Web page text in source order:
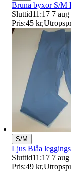
Bruna byxor S/M
Sluttid11:17 7 aug
Pris:45 kr,
S/M
Ljus Blåa
Sluttid11:17 7 aug
Pris:49 kr,